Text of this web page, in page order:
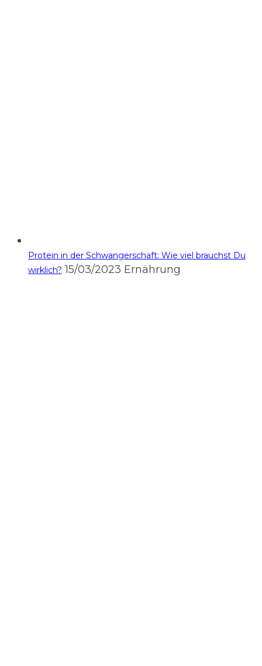
Protein in der Schwangerschaft: Wie viel brauchst Du
wirklich? 15/03/2023 Ernährung